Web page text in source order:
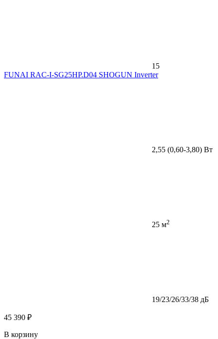
15
FUNAI RAC-I-SG25HP.D04 SHOGUN Inverter
2,55 (0,60-3,80) Вт
25 м2
19/23/26/33/38 дБ
45 390 ₽
В корзину